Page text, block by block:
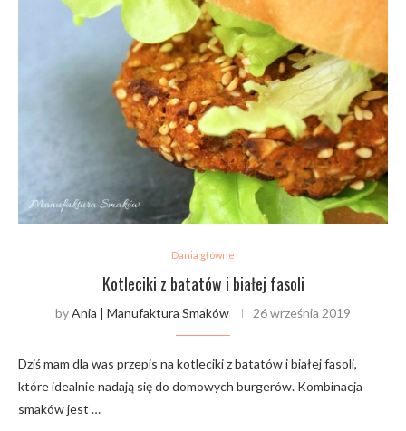
Dania główne
Kotleciki z batatów i białej fasoli
byAnia | Manufaktura Smaków 26 września 2019
Dziś mam dla was przepis na kotleciki z batatów i białej fasoli,
które idealnie nadają się do domowych burgerów. Kombinacja
smaków jest …